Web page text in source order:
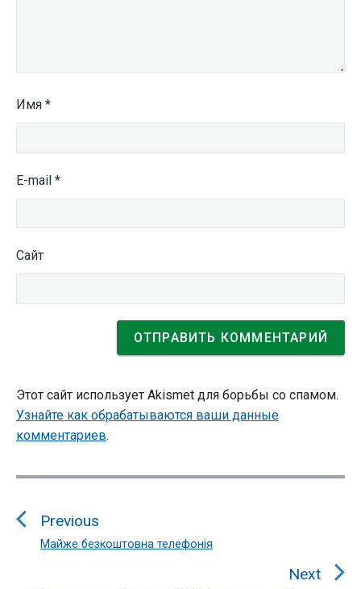
Имя *
E-mail *
Сайт
Этот сайт использует Akismet для борьбы со спамом.
Узнайте как обрабатываются ваши данные
комментариев.
Навигация
записям
Previous
Previous
Майже безкоштовна телефонія
Next